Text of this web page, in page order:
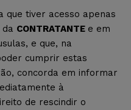
que tiver acesso apenas
CONTRATANTE e em
e que, na
cumprir estas
concorda em informar
à
de rescindir o